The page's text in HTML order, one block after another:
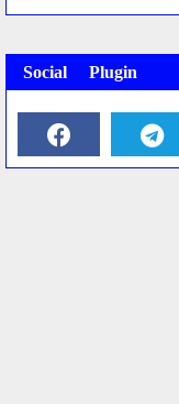
Social Plugin